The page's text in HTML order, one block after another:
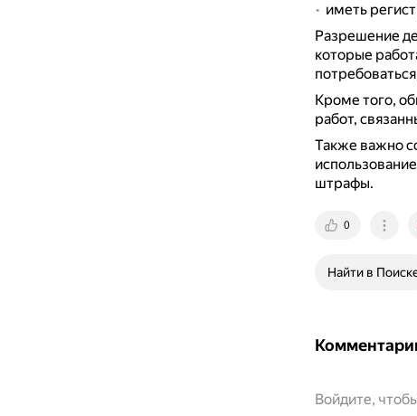
иметь
Разрешение
которые
Кроме того,
работ,
Также важно
штрафы.
0
Найти в
Войдите,